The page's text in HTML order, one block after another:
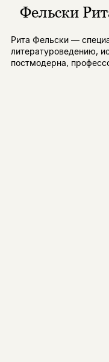
Фельски
Рита Фельски —
литературоведению,
постмодерна,